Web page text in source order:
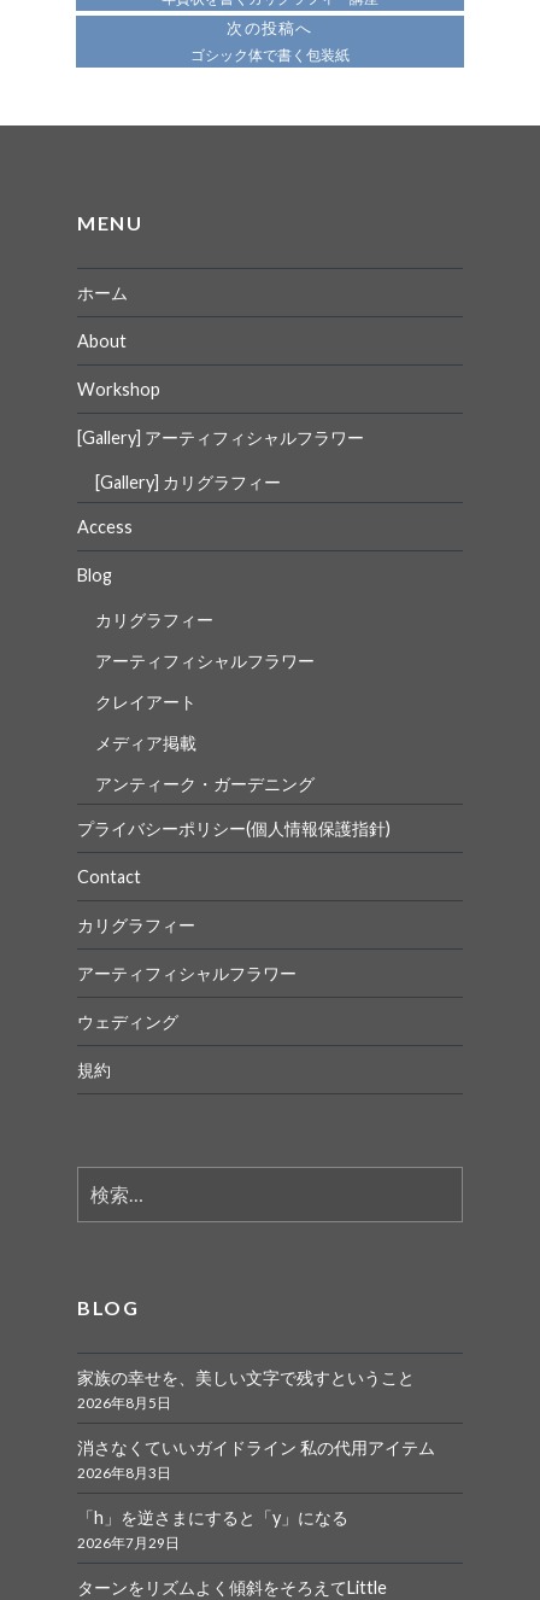
ー
次の投稿へ
ゴシック体で書く包装紙
MENU
ホーム
About
Workshop
[Gallery] アーティフィシャルフラワー
[Gallery] カリグラフィー
Access
Blog
カリグラフィー
アーティフィシャルフラワー
クレイアート
メディア掲載
アンティーク・ガーデニング
プライバシーポリシー(個人情報保護指針)
Contact
カリグラフィー
アーティフィシャルフラワー
ウェディング
規約
索:
BLOG
家族の幸せを、美しい文字で残すということ
2026年8月5日
消さなくていいガイドライン 私の代用アイテム
2026年8月3日
「h」を逆さまにすると「y」になる
2026年7月29日
ターンをリズムよく傾斜をそろえてLittle